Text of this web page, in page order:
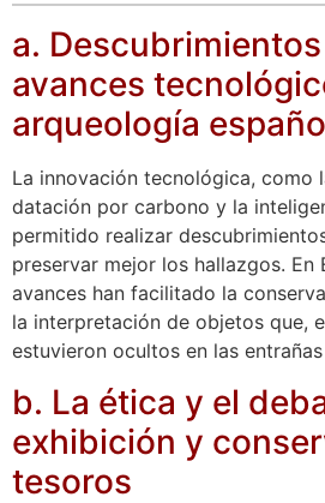
a.
avances
arqueología
La innovación tecnológica, como
datación por carbono y la
permitido realizar
preservar mejor los hallazgos. En
avances han facilitado la
la interpretación de objetos que,
estuvieron ocultos en las
b. La ética y el
exhibición y
tesoros